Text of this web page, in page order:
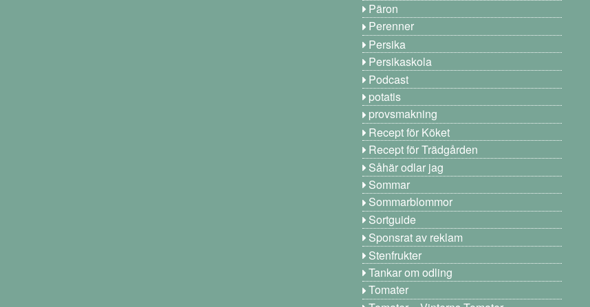
Päron
Perenner
Persika
Persikaskola
Podcast
potatis
provsmakning
Recept för Köket
Recept för Trädgården
Såhär odlar jag
Sommar
Sommarblommor
Sortguide
Sponsrat av reklam
Stenfrukter
Tankar om odling
Tomater